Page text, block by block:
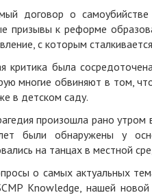
договор о
призывы к реформе
с которым
критика была
многие обвиняют в том,
в детском саду.
произошла рано утром
были обнаружены у
на танцах в местной
о самых актуальных
Knowledge, нашей